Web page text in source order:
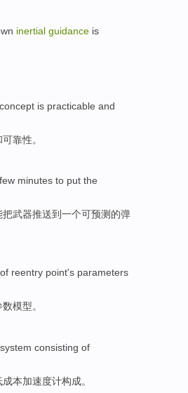
inertial guidance is
concept is practicable and
靠性。
few minutes to put the
把武器推送到一个可预测 的弹
of reentry point's parameters
模型。
system consisting of
成本加速度计构成。